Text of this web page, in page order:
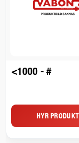
<1000 - #
HYR PRODUKT